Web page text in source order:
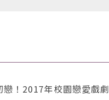
！2017年校園戀愛戲劇